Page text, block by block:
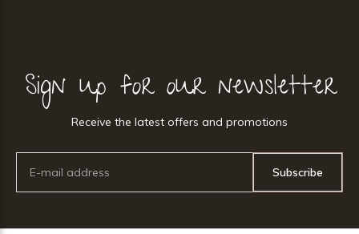
Sign up for our newsletter
Receive the latest offers and promotions
Subscribe